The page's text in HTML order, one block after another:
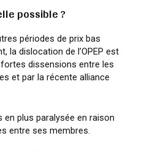
possible ?
périodes de prix bas
la dislocation de l’OPEP est
dissensions entre les
et par la récente alliance
en plus paralysée en raison
entre ses membres.